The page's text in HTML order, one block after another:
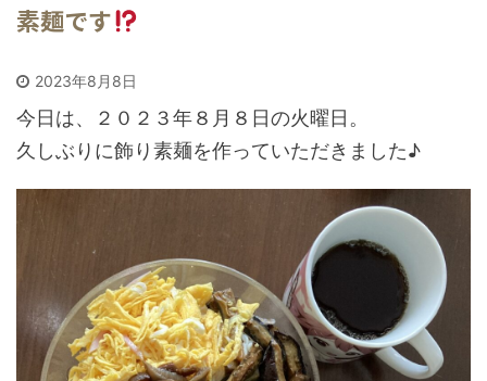
素麺です
2023年8月8日
今日は、２０２３年８月８日の火曜日。
久しぶりに飾り素麺を作っていただきました♪